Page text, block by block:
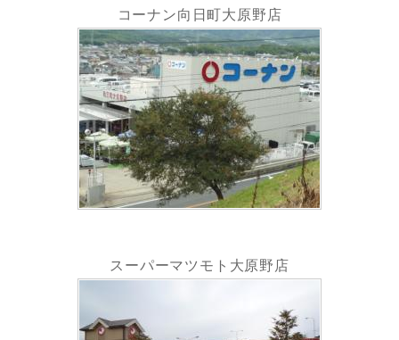
コーナン向日町大原野店
スーパーマツモト大原野店